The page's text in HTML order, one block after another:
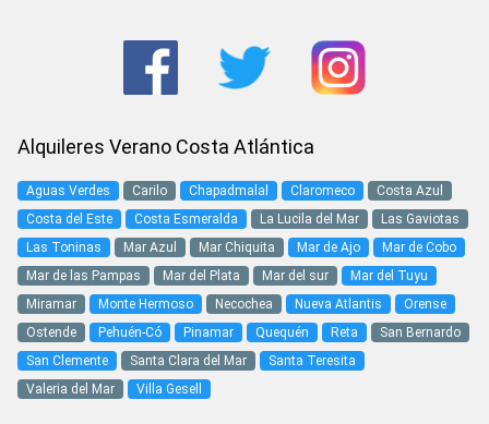
Alquileres Verano Costa Atlántica
Aguas Verdes Carilo Chapadmalal Claromeco
Costa Azul
Costa del Este
Costa Esmeralda La Lucila del Mar
Las Gaviotas
Las Toninas
Mar Azul Mar Chiquita Mar de Ajo
Mar de Cobo
Mar de las Pampas
Mar del Plata Mar del sur
Mar del Tuyu
Miramar
Monte Hermoso Necochea Nueva Atlantis
Orense
Ostende
Pehuén-Có Pinamar Quequén Reta
San Bernardo
San Clemente
Santa Clara del Mar
Santa Teresita
Valeria del Mar
Villa Gesell